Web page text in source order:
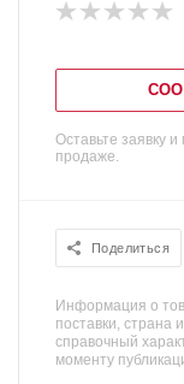
Оставьте заявку
продаже.
Поделиться
Информация о
поставки, страна
справочный
моменту